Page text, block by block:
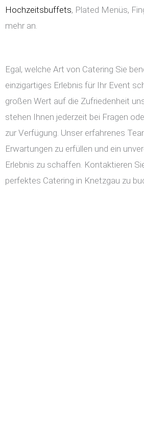
Hochzeitsbuffets, Plated Menüs,
mehr an.
Egal, welche Art von Catering Sie
einzigartiges Erlebnis für Ihr Event
großen Wert auf die Zufriedenheit
stehen Ihnen jederzeit bei Fragen
zur Verfügung. Unser erfahrenes
Erwartungen zu erfüllen und ein
Erlebnis zu schaffen. Kontaktieren
perfektes Catering in Knetzgau zu